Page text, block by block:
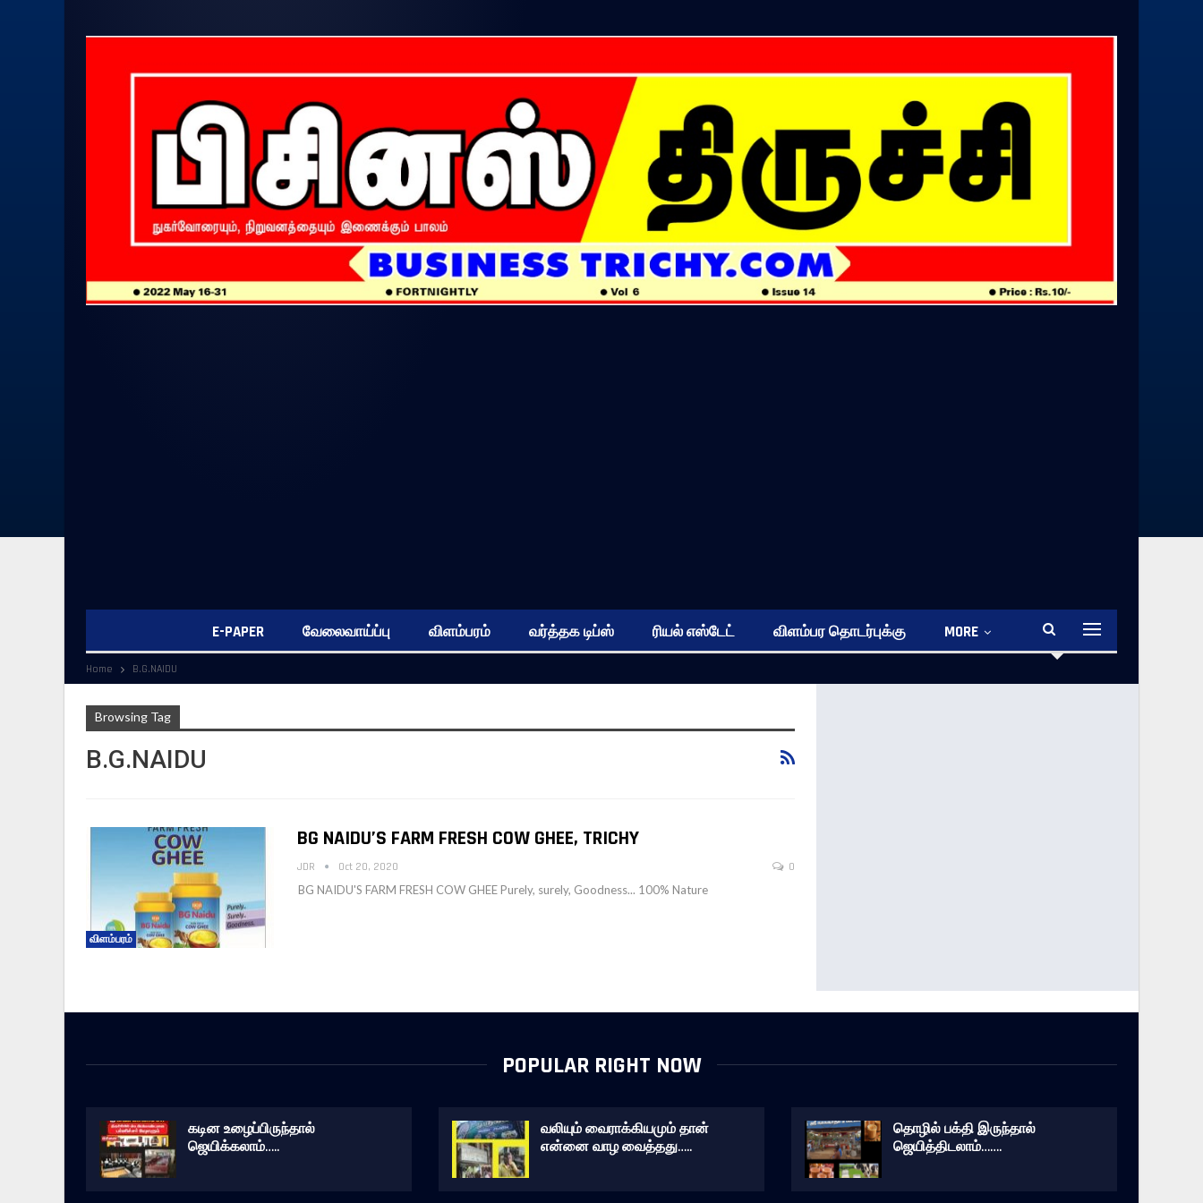
E-PAPER வேலைவாய்ப்பு விளம்பரம் வர்த்தக டிப்ஸ் ரியல் எஸ்டேட் விளம்பர தொடர்புக்கு MORE
Home B.G.NAIDU
Browsing Tag
B.G.NAIDU
விளம்பரம்
BG NAIDU’S FARM FRESH COW GHEE, TRICHY
JDR Oct 20, 2020 0
BG NAIDU'S FARM FRESH COW GHEE Purely, surely, Goodness... 100% Nature
POPULAR RIGHT NOW
கடின உழைப்பிருந்தால்
ஜெயிக்கலாம்…..
வலியும் வைராக்கியமும் தான்
என்னை வாழ வைத்தது…..
தொழில் பக்தி இருந்தால்
ஜெயித்திடலாம்…….